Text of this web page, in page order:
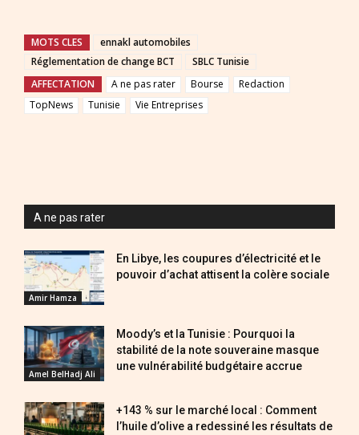
MOTS CLES
ennakl automobiles
Réglementation de change BCT
SBLC Tunisie
AFFECTATION
A ne pas rater Bourse
Redaction
TopNews
Tunisie Vie Entreprises
A ne pas rater
Amir Hamza
En Libye, les coupures d’électricité et le
pouvoir d’achat attisent la colère sociale
Amel BelHadj Ali
Moody’s et la Tunisie : Pourquoi la
stabilité de la note souveraine masque
une vulnérabilité budgétaire accrue
+143 % sur le marché local : Comment
l’huile d’olive a redessiné les résultats de